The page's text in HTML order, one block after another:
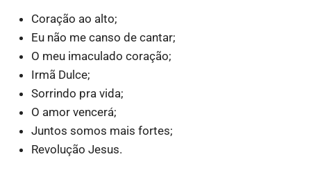
Coração ao alto;
Eu não me canso de cantar;
O meu imaculado coração;
Irmã Dulce;
Sorrindo pra vida;
O amor vencerá;
Juntos somos mais fortes;
Revolução Jesus.